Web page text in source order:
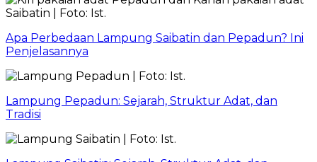
Apa Perbedaan Lampung Saibatin dan Pepadun? Ini
Penjelasannya
Lampung Pepadun: Sejarah, Struktur Adat, dan
Tradisi